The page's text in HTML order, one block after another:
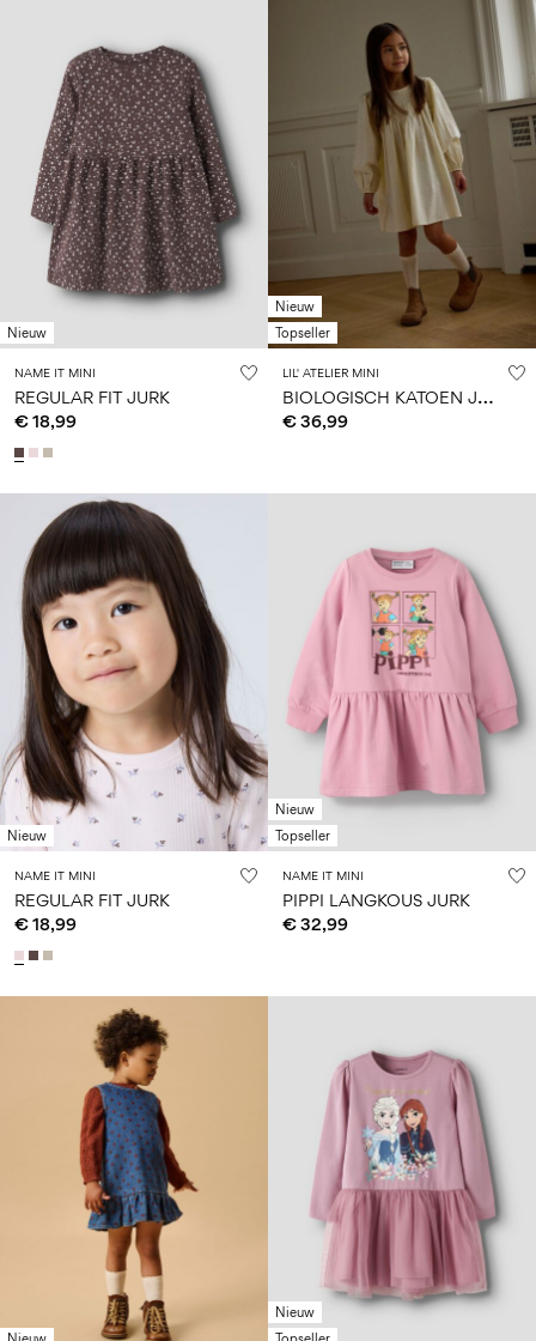
Nieuw
NAME IT MINI
REGULAR FIT JURK
€ 18,99
Nieuw
Topseller
LIL' ATELIER MINI
B
IOLOGISCH KATOEN JURK
€ 36,99
Nieuw
NAME IT MINI
REGULAR FIT JURK
€ 18,99
Nieuw
Topseller
NAME IT MINI
PIPPI LANGKOUS JURK
€ 32,99
Nieuw